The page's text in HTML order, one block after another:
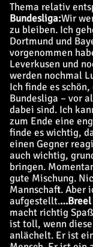
Thema relativ
Bundesliga:Wir
zu bleiben. Ich
Dortmund und
vorgenommen
Leverkusen und
werden nochmal
Ich finde es
Bundesliga – vor
dabei sind. Ich
zum Ende eine
finde es wichtig,
einen Gegner
auch wichtig,
bringen.
gute Mischung.
Mannschaft. Aber
aufgestellt.…
macht richtig
ist toll, wenn
anlächelt. Er ist